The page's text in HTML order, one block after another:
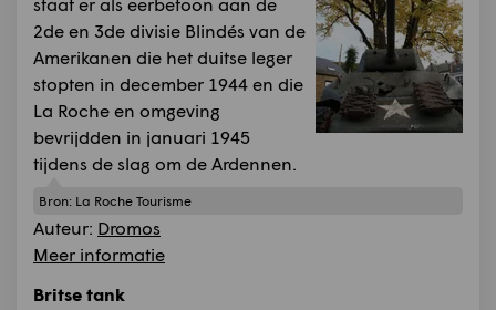
2de en 3de divisie Blindés van de
Amerikanen die het duitse leger
stopten in december 1944 en die
La Roche en omgeving
bevrijdden in januari 1945
tijdens de slag om de Ardennen.
Bron: La Roche Tourisme
Auteur: Dromos
Meer informatie
Britse tank